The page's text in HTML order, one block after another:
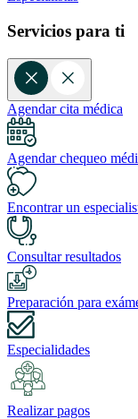
Servicios para ti
Agendar cita médica
Agendar chequeo
Encontrar un
Consultar resultados
Preparación para
Especialidades
Realizar pagos